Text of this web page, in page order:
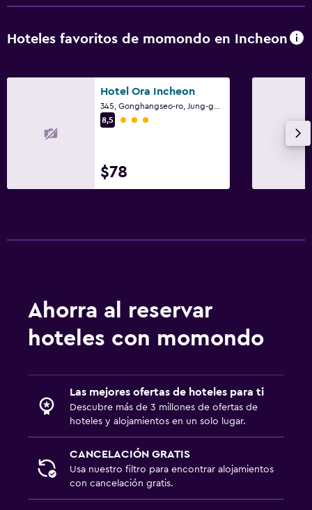
Hoteles favoritos de momondo en Incheon
Hotel Ora Incheon
8,5
Categoría 3
$78
Ahorra al reservar
hoteles con momondo
Las mejores ofertas de hoteles para ti
Descubre más de 3 millones de ofertas de
hoteles y alojamientos en un solo lugar.
CANCELACIÓN GRATIS
Usa nuestro filtro para encontrar alojamientos
con cancelación gratis.